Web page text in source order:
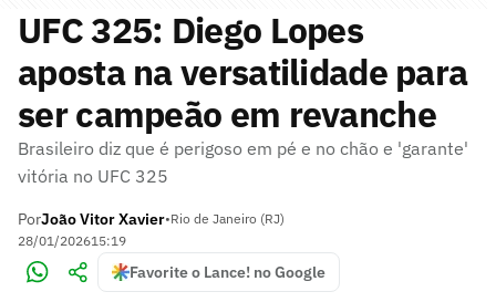
UFC 325: Diego Lopes
aposta na versatilidade para
ser campeão em revanche
Brasileiro diz que é perigoso em pé e no chão e 'garante'
vitória no UFC 325
PorJoão Vitor Xavier•Rio de Janeiro (RJ)
28/01/202615:19
Favorite o Lance! no Google